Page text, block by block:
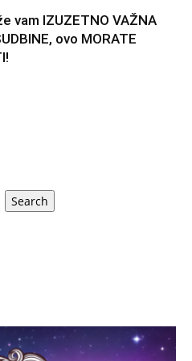
vam IZUZETNO VAŽNA
ovo MORATE
Search